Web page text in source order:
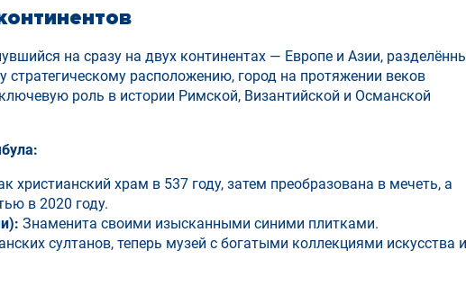
на сразу на двух континентах — Европе и Азии,
расположению, город на протяжении веков
роль в истории Римской, Византийской и Османской
христианский храм в 537 году, затем преобразована в мечеть, а
в 2020 году.
Знаменита своими изысканными синими плитками.
султанов, теперь музей с богатыми коллекциями искусства и